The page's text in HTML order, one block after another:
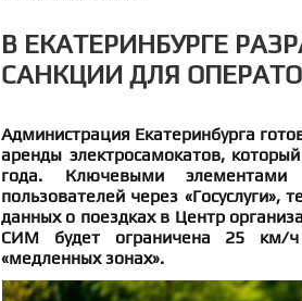
В ЕКАТЕРИНБУРГЕ
САНКЦИИ ДЛЯ
Администрация Екатеринбурга
аренды электросамокатов,
года. Ключевыми элементами
пользователей через
данных о поездках в Центр
СИМ будет ограничена 25 км/
«медленных зонах».